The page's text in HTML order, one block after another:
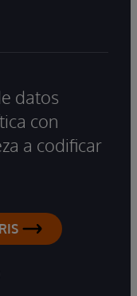
datos
con
a codificar